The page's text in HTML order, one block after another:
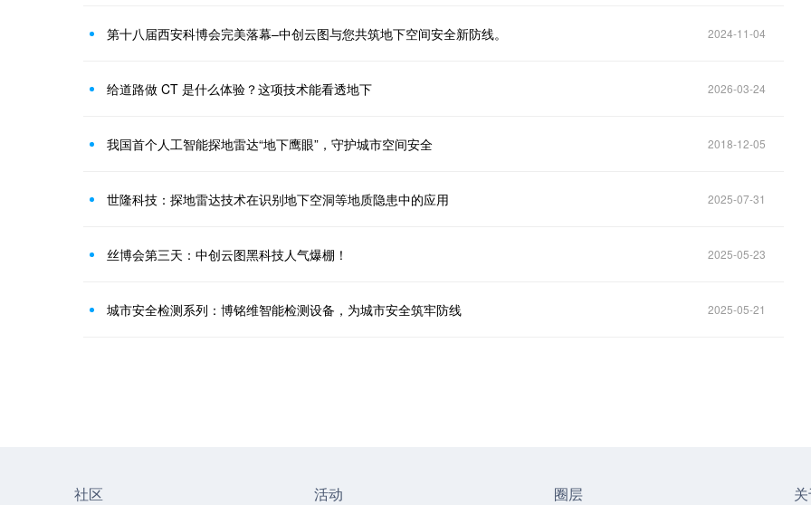
第十八届西安科博会完美落幕–中创云图与您共筑地下空间安全新防线。 2024-11-04
给道路做 CT 是什么体验？这项技术能看透地下 2026-03-24
我国首个人工智能探地雷达“地下鹰眼”，守护城市空间安全 2018-12-05
世隆科技：探地雷达技术在识别地下空洞等地质隐患中的应用 2025-07-31
丝博会第三天：中创云图黑科技人气爆棚！ 2025-05-23
城市安全检测系列：博铭维智能检测设备，为城市安全筑牢防线 2025-05-21
社区 活动 圈层